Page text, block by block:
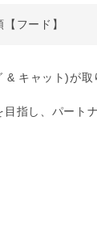
フード】
キャット)が
指し、パート